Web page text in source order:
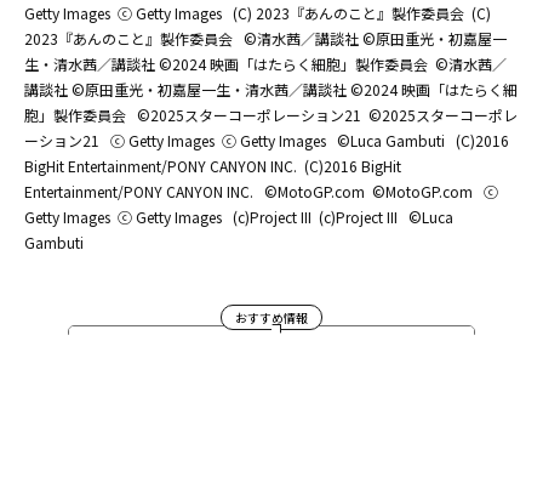
Getty Images ⓒ Getty Images (C) 2023『あんのこと』製作委員会 (C)
2023『あんのこと』製作委員会 ©清水茜／講談社 ©原田重光・初嘉屋一
生・清水茜／講談社 ©2024 映画「はたらく細胞」製作委員会 ©清水茜／
講談社 ©原田重光・初嘉屋一生・清水茜／講談社 ©2024 映画「はたらく細
胞」製作委員会 ©2025スターコーポレーション21 ©2025スターコーポレ
ーション21 ⓒ Getty Images ⓒ Getty Images ©Luca Gambuti (C)2016
BigHit Entertainment/PONY CANYON INC. (C)2016 BigHit
Entertainment/PONY CANYON INC. ©MotoGP.com ©MotoGP.com ⓒ
Getty Images ⓒ Getty Images (c)Project III (c)Project III ©Luca
Gambuti
おすすめ情報